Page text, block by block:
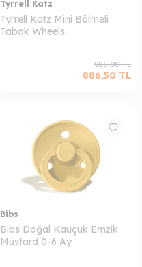
Tyrrell Katz
Tyrrell Katz Mini Bölmeli
Tabak Wheels
985,00TL
886,50 TL
Bibs
Bibs Doğal Kauçuk Emzik
Mustard 0-6 Ay